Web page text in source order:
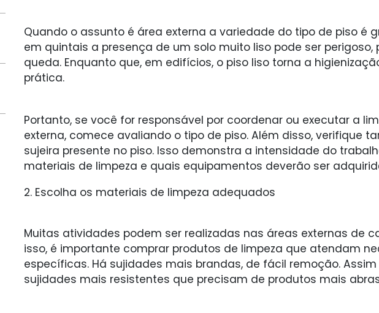
Quando o assunto é área externa a variedade do tipo de piso é
em quintais a presença de um solo muito liso pode ser perigoso,
queda. Enquanto que, em edifícios, o piso liso torna a
prática.
Portanto, se você for responsável por coordenar ou executar a
externa, comece avaliando o tipo de piso. Além disso, verifique
sujeira presente no piso. Isso demonstra a intensidade do
materiais de limpeza e quais equipamentos deverão ser
2. Escolha os materiais de limpeza adequados
Muitas atividades podem ser realizadas nas áreas externas de
isso, é importante comprar produtos de limpeza que atendam
específicas. Há sujidades mais brandas, de fácil remoção.
sujidades mais resistentes que precisam de produtos mais